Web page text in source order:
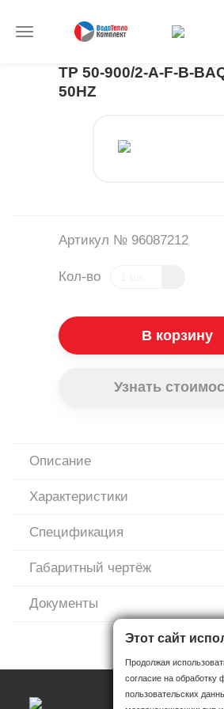
TP 50-900/2-A-F-B-
50HZ
Артикул № 96087212
Кол-во
В корзину
Узнать
Описание
Характеристики
Спецификация
Габаритный чертёж
Документы
Этот сайт
Продолжая
согласие на обработку
пользовательских